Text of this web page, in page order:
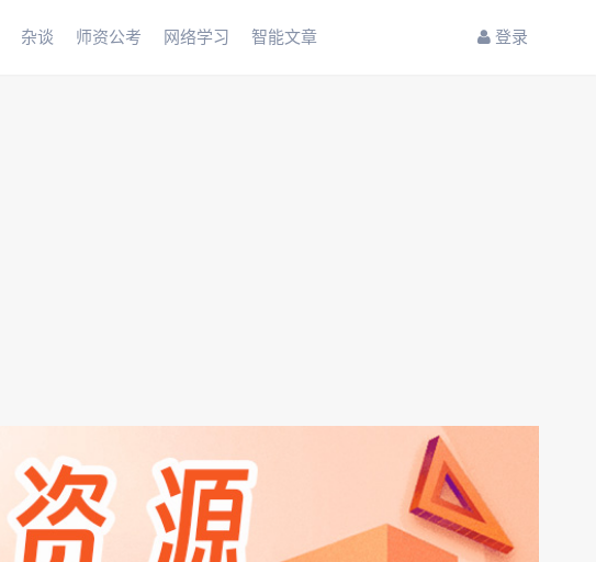
杂谈 师资公考 网络学习 智能文章 登录